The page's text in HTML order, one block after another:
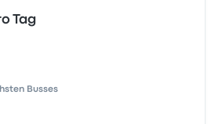
Tag
Busses